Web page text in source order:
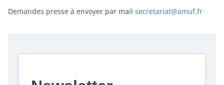
Demandes presse à envoyer par mail secretariat@amuf.fr